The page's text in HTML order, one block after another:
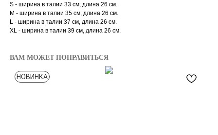
S - ширина в талии 33 см, длина 26 см.
M - ширина в талии 35 см, длина 26 см.
L - ширина в талии 37 см, длина 26 см.
XL - ширина в талии 39 см, длина 26 см.
ВАМ МОЖЕТ ПОНРАВИТЬСЯ
НОВИНКА